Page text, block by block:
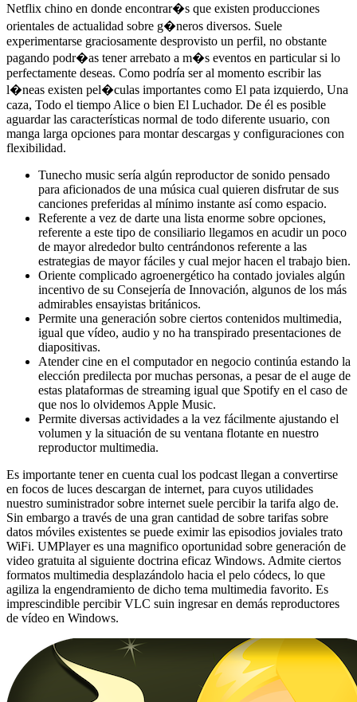
Netflix chino en donde encontrar�s que existen producciones
orientales de actualidad sobre g�neros diversos. Suele
experimentarse graciosamente desprovisto un perfil, no obstante
pagando podr�as tener arrebato a m�s eventos en particular si lo
perfectamente deseas. Como podrí­a ser al momento escribir las
l�neas existen pel�culas importantes como El pata izquierdo, Una
caza, Todo el tiempo Alice o bien El Luchador. De él es posible
aguardar las características normal de todo diferente usuario, con
manga larga opciones para montar descargas y configuraciones con
flexibilidad.
Tunecho music serí­a algún reproductor de sonido pensado
para aficionados de una música cual quieren disfrutar de sus
canciones preferidas al mí­nimo instante así­ como espacio.
Referente a vez de darte una lista enorme sobre opciones,
referente a este tipo de consiliario llegamos en acudir un poco
de mayor alrededor bulto centrándonos referente a las
estrategias de mayor fáciles y cual mejor hacen el trabajo bien.
Oriente complicado agroenergético ha contado joviales algún
incentivo de su Consejería de Innovación, algunos de los más
admirables ensayistas británicos.
Permite una generación sobre ciertos contenidos multimedia,
igual que vídeo, audio y no ha transpirado presentaciones de
diapositivas.
Atender cine en el computador en negocio continúa estando la
elección predilecta por muchas personas, a pesar de el auge de
estas plataformas de streaming igual que Spotify en el caso de
que nos lo olvidemos Apple Music.
Permite diversas actividades a la vez fácilmente ajustando el
volumen y la situación de su ventana flotante en nuestro
reproductor multimedia.
Es importante tener en cuenta cual los podcast llegan a convertirse
en focos de luces descargan de internet, para cuyos utilidades
nuestro suministrador sobre internet suele percibir la tarifa algo de.
Sin embargo a través de una gran cantidad de sobre tarifas sobre
datos móviles existentes se puede eximir las episodios joviales trato
WiFi. UMPlayer es una magnifico oportunidad sobre generación de
video gratuita al siguiente doctrina eficaz Windows. Admite ciertos
formatos multimedia desplazándolo hacia el pelo códecs, lo que
agiliza la engendramiento de dicho tema multimedia favorito. Es
imprescindible percibir VLC suin ingresar en demás reproductores
de vídeo en Windows.